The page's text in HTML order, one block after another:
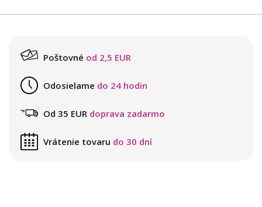
Poštovné od 2,5 EUR
Odosielame do 24 hodin
Od 35 EUR doprava zadarmo
Vrátenie tovaru do 30 dní